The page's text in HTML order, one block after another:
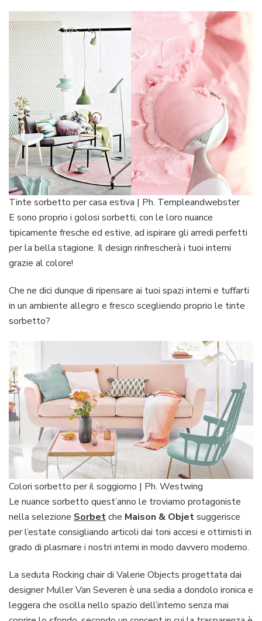
Tinte sorbetto per casa estiva | Ph. Templeandwebster
E sono proprio i golosi sorbetti, con le loro nuance
tipicamente fresche ed estive, ad ispirare gli arredi perfetti
per la bella stagione. Il design rinfrescherà i tuoi interni
grazie al colore!
Che ne dici dunque di ripensare ai tuoi spazi interni e tuffarti
in un ambiente allegro e fresco scegliendo proprio le tinte
sorbetto?
Colori sorbetto per il soggiorno | Ph. Westwing
Le nuance sorbetto quest’anno le troviamo protagoniste
nella selezione Sorbetche Maison & Objetsuggerisce
per l’estate consigliando articoli dai toni accesi e ottimisti in
grado di plasmare i nostri interni in modo davvero moderno.
La seduta Rocking chair di Valerie Objects progettata dai
designer Muller Van Severen è una sedia a dondolo ironica e
leggera che oscilla nello spazio dell’interno senza mai